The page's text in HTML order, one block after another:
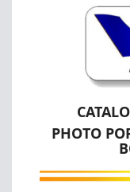
PHOTO